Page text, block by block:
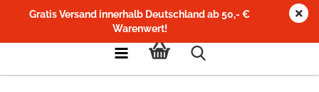
Gratis Versand innerhalb Deutschland ab 50,- €
Warenwert!